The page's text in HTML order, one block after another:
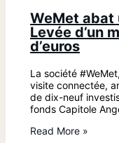
WeMet abat
Levée d’un
d’euros
La société
visite connectée,
de dix-neuf
fonds Capitole
Read More »